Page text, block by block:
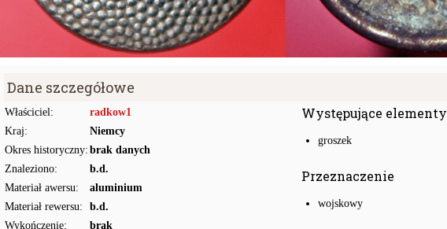
Dane szczegółowe
Właściciel:
radkow1
Kraj:
Niemcy
Okres historyczny: brak danych
Znaleziono:
b.d.
Materiał awersu:
aluminium
Materiał rewersu:
b.d.
Wykończenie:
brak
Występujące elementy
groszek
Przeznaczenie
wojskowy